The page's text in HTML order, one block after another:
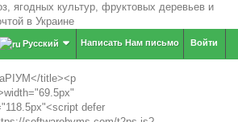
Войти
Написать Нам письмо
Русский